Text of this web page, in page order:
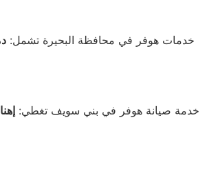
خدمات هوفر في محافظة البحيرة تشمل:
خدمة صيانة هوفر في بني سويف تغطي: